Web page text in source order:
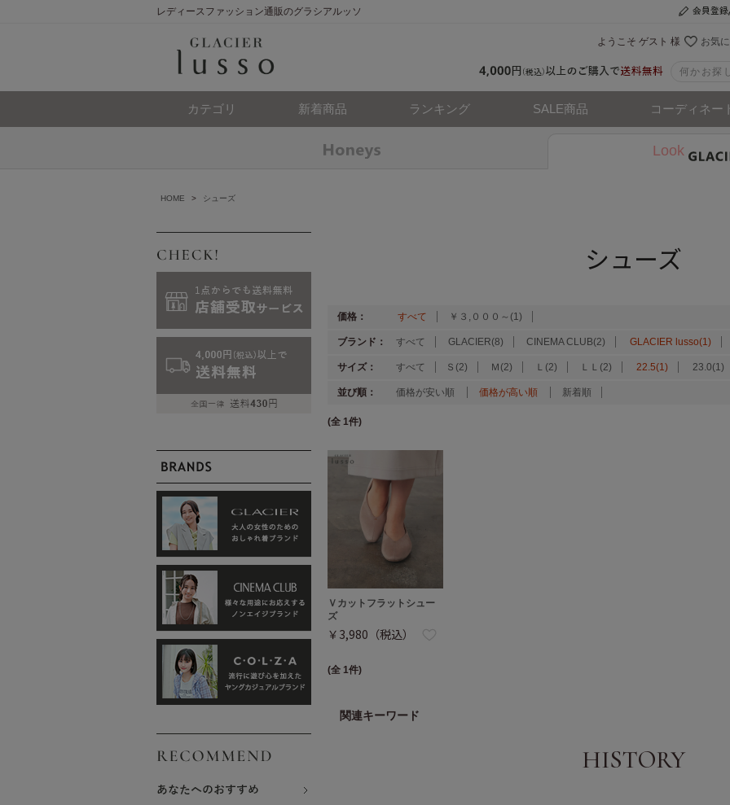
レディースファッション通販のグラシアルッソ
お気
ようこそ ゲスト 様
カテゴリ 新着商品 ランキング SALE商品 コーディネー
Look
HOME > シューズ
シューズ
価格： すべて ￥３,０００～(1)
ブランド： すべて GLACIER(8) CINEMA CLUB(2) GLACIER lusso(1)
サイズ： すべて Ｓ(2) Ｍ(2) Ｌ(2) ＬＬ(2) 22.5(1) 23.0(1)
並び順： 価格が安い順 価格が高い順 新着順
(全 1件)
Ｖカットフラットシュー
ズ
￥3,980（税込）
(全 1件)
関連キーワード